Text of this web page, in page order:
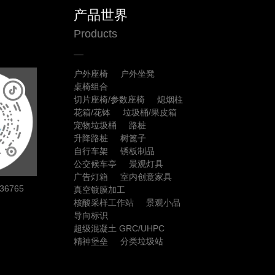
产品世界
Products
户外座椅
户外坐凳
桌椅组合
切片座椅/参数座椅
熄烟柱
花箱/花钵
垃圾桶/果皮箱
宠物垃圾桶
路桩
升降路桩
树篦子
自行车架
锈板制品
公交候车亭
景观灯具
广告灯箱
室内创意家具
真空镀膜加工
核酸采样工作站
景观小品
导向标识
超级混凝土 GRC/UHPC
精神堡垒
分类垃圾站